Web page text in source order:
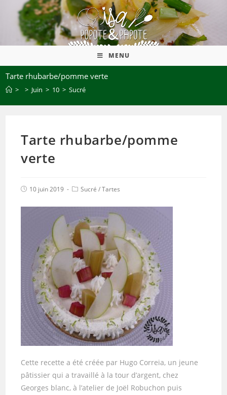
MENU
Tarte rhubarbe/pomme verte
> > Juin > 10 > Sucré
Tarte rhubarbe/pomme
verte
10 juin 2019 Sucré /Tartes
Cette recette a été créée par Hugo Correia, un jeune
pâtissier qui a travaillé à la tour d’argent, chez
Georges blanc, à l’atelier de Joël Robuchon puis